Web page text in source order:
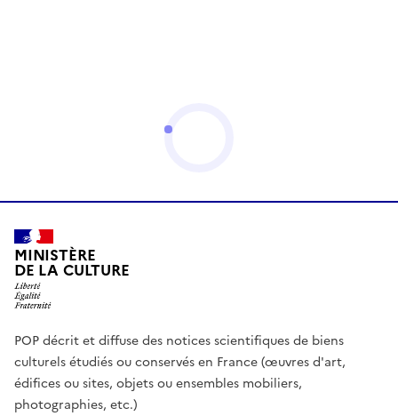
MINISTÈRE
DE LA CULTURE
POP décrit et diffuse des notices scientifiques de biens
culturels étudiés ou conservés en France (œuvres d'art,
édifices ou sites, objets ou ensembles mobiliers,
photographies, etc.)